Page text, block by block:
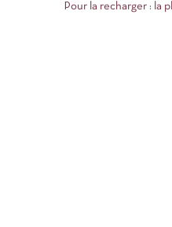
Pour la recharger : la